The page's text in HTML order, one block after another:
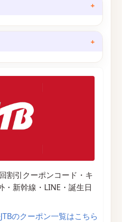
こと​
していないこと
ードとパスワードを入力​
割引クーポンコード・キ
・新幹線・LINE・誕生日
のクーポン一覧はこちら